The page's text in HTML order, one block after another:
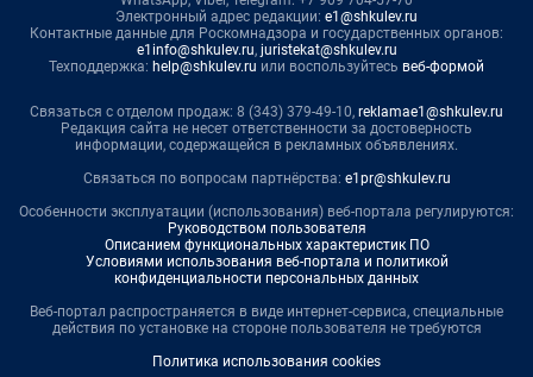
Электронный адрес редакции: e1@shkulev.ru
Контактные данные для Роскомнадзора и государственных органов:
e1info@shkulev.ru, juristekat@shkulev.ru
Техподдержка: help@shkulev.ru или воспользуйтесь веб-формой
Связаться с отделом продаж: 8 (343) 379-49-10, reklamae1@shkulev.ru
Редакция сайта не несет ответственности за достоверность
информации, содержащейся в рекламных объявлениях.
Связаться по вопросам партнёрства: e1pr@shkulev.ru
Особенности эксплуатации (использования) веб-портала регулируются:
Руководством пользователя
Описанием функциональных характеристик ПО
Условиями использования веб-портала и политикой
конфиденциальности персональных данных
Веб-портал распространяется в виде интернет-сервиса, специальные
действия по установке на стороне пользователя не требуются
Политика использования cookies